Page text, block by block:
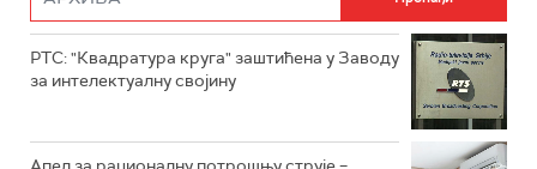
РТС: "Квадратура круга" заштићена у Заводу
за интелектуалну својину